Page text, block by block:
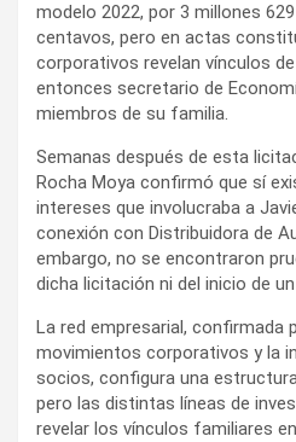
modelo 2022, por 3 millones
centavos, pero en actas
corporativos revelan vínculos
entonces secretario de
miembros de su familia.
Semanas después de esta
Rocha Moya confirmó que sí
intereses que involucraba a
conexión con Distribuidora de
embargo, no se encontraron
dicha licitación ni del inicio de
La red empresarial,
movimientos corporativos y la
socios, configura una
pero las distintas líneas de
revelar los vínculos familiares